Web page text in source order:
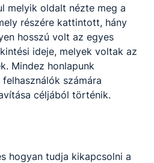
melyik oldalt nézte meg a
részére kattintott, hány
hosszú volt az egyes
ideje, melyek voltak az
Mindez honlapunk
számára
céljából történik.
hogyan tudja kikapcsolni a